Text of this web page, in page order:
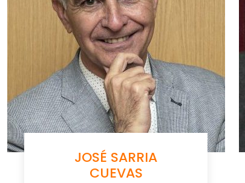
JOSÉ SARRIA
CUEVAS